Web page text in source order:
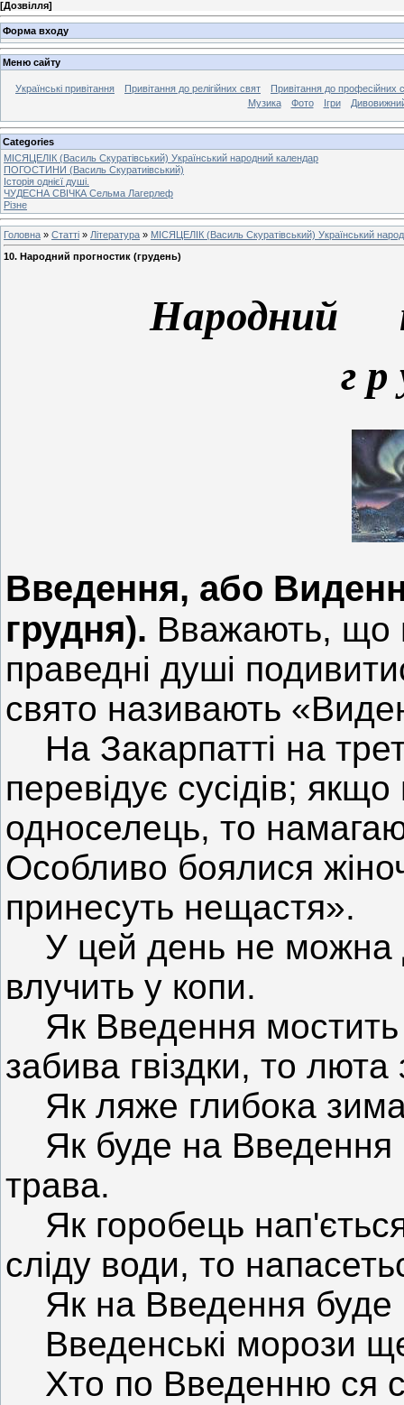
[Дозвілля]
Форма входу
Меню сайту
Українські привітання Привітання до релігійних свят
Привітання до професійних
Музика
Фото Ігри
Categories
МІСЯЦЕЛІК (Василь Скуратівський) Український народний календар
ПОГОСТИНИ (Василь Скуратиівський)
Історія однієї душі.
ЧУДЕСНА СВІЧКА Сельма Лагерлеф
Різне
Головна » Статті » Література » МІСЯЦЕЛІК (Василь Скуратівський) Український
10. Народний прогностик (грудень)
Народний
г р
Введення, або
грудня). Вважають, що
праведні душі
свято називають
На Закарпатті на
перевідує сусідів;
односелець, то
Особливо боялися
принесуть нещастя».
У цей день не можна
влучить у копи.
Як Введення
забива гвіздки, то
Як ляже глибока
Як буде на Введення
трава.
Як горобець
сліду води, то
Як на Введення буде
Введенські морози
Хто по Введенню ся